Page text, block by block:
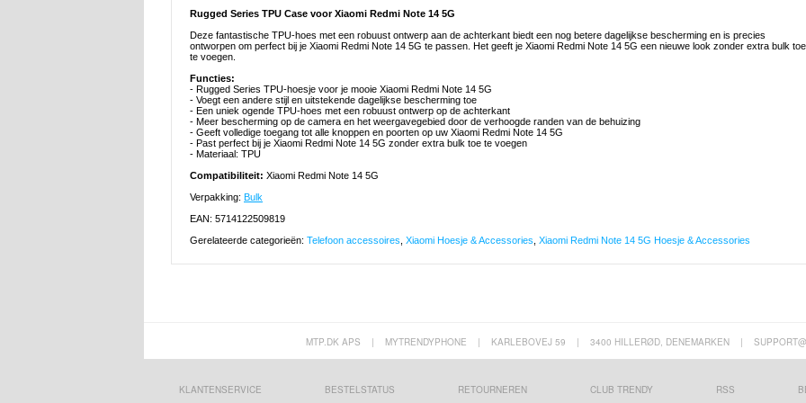
Rugged Series TPU Case voor Xiaomi Redmi Note 14 5G
Deze fantastische TPU-hoes met een robuust ontwerp aan de achterkant biedt een nog betere dagelijkse bescherming en is precies
ontworpen om perfect bij je Xiaomi Redmi Note 14 5G te passen. Het geeft je Xiaomi Redmi Note 14 5G een nieuwe look zonder extra bulk toe
te voegen.
Functies:
- Rugged Series TPU-hoesje voor je mooie Xiaomi Redmi Note 14 5G
- Voegt een andere stijl en uitstekende dagelijkse bescherming toe
- Een uniek ogende TPU-hoes met een robuust ontwerp op de achterkant
- Meer bescherming op de camera en het weergavegebied door de verhoogde randen van de behuizing
- Geeft volledige toegang tot alle knoppen en poorten op uw Xiaomi Redmi Note 14 5G
- Past perfect bij je Xiaomi Redmi Note 14 5G zonder extra bulk toe te voegen
- Materiaal: TPU
Compatibiliteit: Xiaomi Redmi Note 14 5G
Verpakking: Bulk
EAN: 5714122509819
Gerelateerde categorieën: Telefoon accessoires Xiaomi Hoesje & Accessories Xiaomi Redmi Note 14 5G Hoesje & Accessories
MTP.DK APS | MYTRENDYPHONE | KARLEBOVEJ 59 | 3400 HILLERØD, DENEMARKEN |
KLANTENSERVICE BESTELSTATUS RETOURNEREN CLUB TRENDY RSS